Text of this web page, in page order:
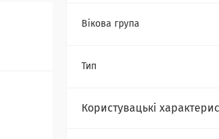
Вікова група
Тип
Користувацькi